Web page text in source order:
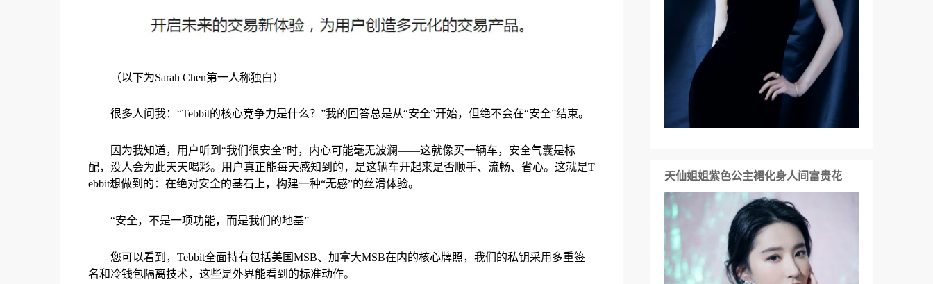
（以下为Sarah Chen第一人称独白）
很多人问我：“Tebbit的核心竞争力是什么？”我的回答总是从“安全”开始，但绝不会在“安全”结束。
因为我知道，用户听到“我们很安全”时，内心可能毫无波澜——这就像买一辆车，安全气囊是标
配，没人会为此天天喝彩。用户真正能每天感知到的，是这辆车开起来是否顺手、流畅、省心。这就是T
ebbit想做到的：在绝对安全的基石上，构建一种“无感”的丝滑体验。
“安全，不是一项功能，而是我们的地基”
您可以看到，Tebbit全面持有包括美国MSB、加拿大MSB在内的核心牌照，我们的私钥采用多重签
名和冷钱包隔离技术，这些是外界能看到的标准动作。
天仙姐姐紫色公主裙化身人间富贵花